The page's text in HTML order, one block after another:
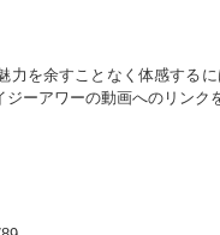
力を余すことなく体感する
ーアワーの動画へのリンク